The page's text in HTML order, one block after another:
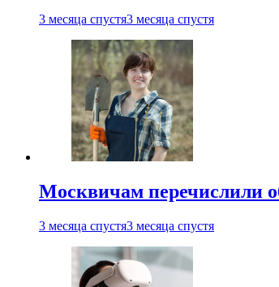
3 месяца спустя3 месяца спустя
Москвичам перечислили
3 месяца спустя3 месяца спустя